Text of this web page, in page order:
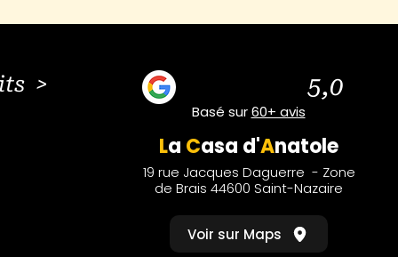
> 5,0
Basé sur60+ avis
La Casa d'Anatole
19 rue Jacques Daguerre - Zone
de Brais 44600 Saint-Nazaire
Voir sur Maps